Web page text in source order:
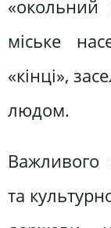
міське
«кінці»,
людом.
Важливого
та